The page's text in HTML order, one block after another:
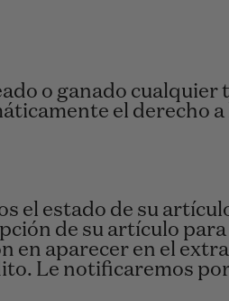
o ganado cualquier
el derecho a
el estado de su
de su artículo
en aparecer en el
Le notificaremos